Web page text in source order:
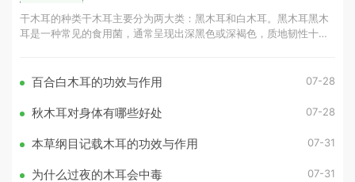
干木耳的种类干木耳主要分为两大类：黑木耳和白木耳。黑木耳黑木
耳是一种常见的食用菌，通常呈现出深黑色或深褐色，质地韧性十
百合白木耳的功效与作用 07-28
秋木耳对身体有哪些好处 07-28
本草纲目记载木耳的功效与作用 07-31
为什么过夜的木耳会中毒 07-31